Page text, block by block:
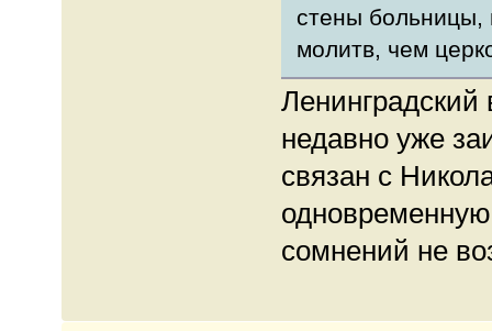
стены
молитв, чем
Ленинградский
недавно уже
связан с
одновременную
сомнений не